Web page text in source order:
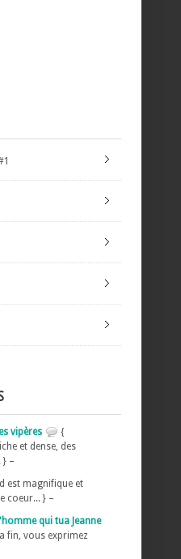
vipères
{
et dense, des
} –
est magnifique et
coeur... } –
qui tua Jeanne
fin, vous exprimez